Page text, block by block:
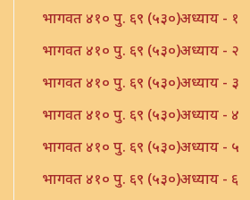
भागवत ४१० पु. ६९ (५३०)अध्याय - १
भागवत ४१० पु. ६९ (५३०)अध्याय - २
भागवत ४१० पु. ६९ (५३०)अध्याय - ३
भागवत ४१० पु. ६९ (५३०)अध्याय - ४
भागवत ४१० पु. ६९ (५३०)अध्याय - ५
भागवत ४१० पु. ६९ (५३०)अध्याय - ६